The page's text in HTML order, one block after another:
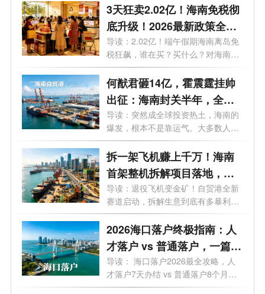
3天狂卖2.02亿！海南免税彻
底升级！2026最新政策全解
析，谁能买、怎么买、利好
谁？
导读：2.02亿！端午假期海南离岛免
税狂飙，谁在买？买什么？对海南意
味着...
何猷君砸14亿，霍震霆挂帅
出征：海南封关半年，全球
资本到底在抢什么？
导读：突然成全球投资热土，海南的
爆发，根本不是靠运气。大多数人还
在问...
拆一架飞机赚上千万！海南
首架整机拆解项目落地，千
亿冷门风口藏不住了
导读：退役飞机变金矿！自贸港全新
赛道启动，拆解生意到底有多暴利？
一文...
2026海口落户终极指南：人
才落户 vs 普通落户，一篇说
清所有政策！
导读： 海口落户2026最全攻略，人
才落户7天办结 vs 普通落户8个月，
这50个问...